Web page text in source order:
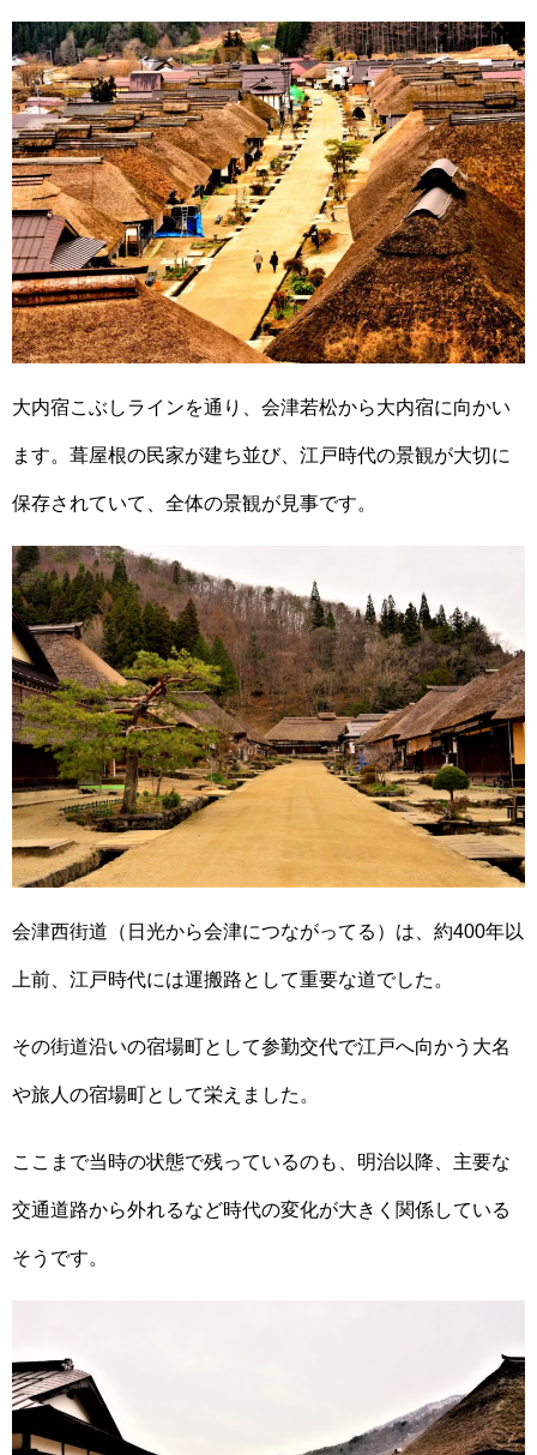
大内宿こぶしラインを通り、会津若松から大内宿に向かい
ます。葺屋根の民家が建ち並び、江戸時代の景観が大切に
保存されていて、全体の景観が見事です。
会津西街道（日光から会津につながってる）は、約400年以
上前、江戸時代には運搬路として重要な道でした。
その街道沿いの宿場町として参勤交代で江戸へ向かう大名
や旅人の宿場町として栄えました。
ここまで当時の状態で残っているのも、明治以降、主要な
交通道路から外れるなど時代の変化が大きく関係している
そうです。